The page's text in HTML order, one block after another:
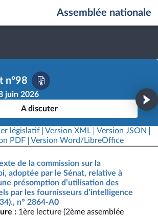
Assemblée nationale
n°98
juin 2026
A discuter
législatif Version XML
Version JSON
PDF
Version Word/LibreOffice
de la commission sur la
adoptée par le Sénat, relative à
présomption d’utilisation des
par les fournisseurs d’intelligence
n° 2864-A0
: 1ère lecture (2ème assemblée